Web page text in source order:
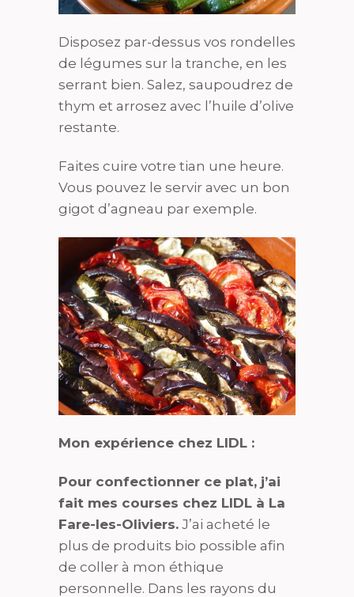
Disposez par-dessus vos rondelles
de légumes sur la tranche, en les
serrant bien. Salez, saupoudrez de
thym et arrosez avec l’huile d’olive
restante.
Faites cuire votre tian une heure.
Vous pouvez le servir avec un bon
gigot d’agneau par exemple.
Mon expérience chez LIDL :
Pour confectionner ce plat, j’ai
fait mes courses chez LIDL à La
Fare-les-Oliviers. J’ai acheté le
plus de produits bio possible afin
de coller à mon éthique
personnelle. Dans les rayons du